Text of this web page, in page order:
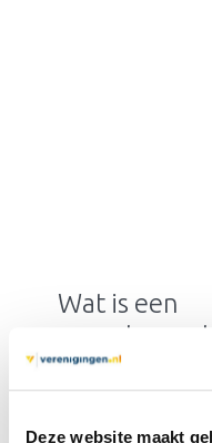
Deze website maakt
Wat is een